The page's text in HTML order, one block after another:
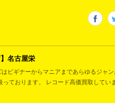
名古屋栄
ビギナーからマニアまであらゆるジャ
ております。 レコード高価買取していま